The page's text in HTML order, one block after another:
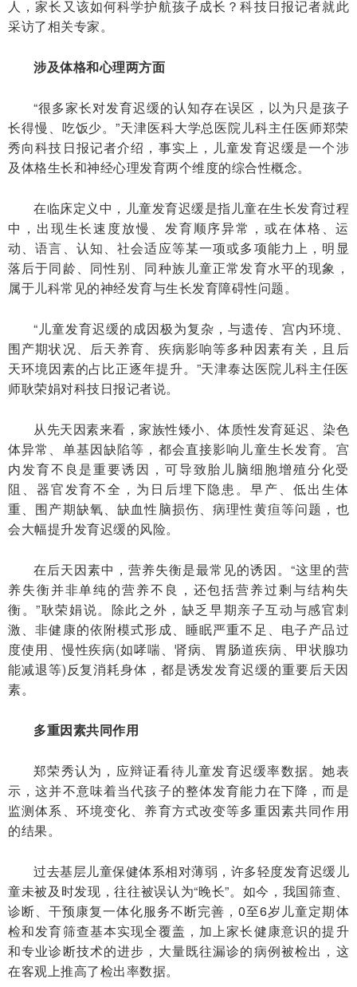
人，家长又该如何科学护航孩子成长？科技日报记者就此
采访了相关专家。
涉及体格和心理两方面
“很多家长对发育迟缓的认知存在误区，以为只是孩子
长得慢、吃饭少。”天津医科大学总医院儿科主任医师郑荣
秀向科技日报记者介绍，事实上，儿童发育迟缓是一个涉
及体格生长和神经心理发育两个维度的综合性概念。
在临床定义中，儿童发育迟缓是指儿童在生长发育过程
中，出现生长速度放慢、发育顺序异常，或在体格、运
动、语言、认知、社会适应等某一项或多项能力上，明显
落后于同龄、同性别、同种族儿童正常发育水平的现象，
属于儿科常见的神经发育与生长发育障碍性问题。
“儿童发育迟缓的成因极为复杂，与遗传、宫内环境、
围产期状况、后天养育、疾病影响等多种因素有关，且后
天环境因素的占比正逐年提升。”天津泰达医院儿科主任医
师耿荣娟对科技日报记者说。
从先天因素来看，家族性矮小、体质性发育延迟、染色
体异常、单基因缺陷等，都会直接影响儿童生长发育。宫
内发育不良是重要诱因，可导致胎儿脑细胞增殖分化受
阻、器官发育不全，为日后埋下隐患。早产、低出生体
重、围产期缺氧、缺血性脑损伤、病理性黄疸等问题，也
会大幅提升发育迟缓的风险。
在后天因素中，营养失衡是最常见的诱因。“这里的营
养失衡并非单纯的营养不良，还包括营养过剩与结构失
衡。”耿荣娟说。除此之外，缺乏早期亲子互动与感官刺
激、非健康的依附模式形成、睡眠严重不足、电子产品过
度使用、慢性疾病(如哮喘、肾病、胃肠道疾病、甲状腺功
能减退等)反复消耗身体，都是诱发发育迟缓的重要后天因
素。
多重因素共同作用
郑荣秀认为，应辩证看待儿童发育迟缓率数据。她表
示，这并不意味着当代孩子的整体发育能力在下降，而是
监测体系、环境变化、养育方式改变等多重因素共同作用
的结果。
过去基层儿童保健体系相对薄弱，许多轻度发育迟缓儿
童未被及时发现，往往被误认为“晚长”。如今，我国筛查、
诊断、干预康复一体化服务不断完善，0至6岁儿童定期体
检和发育筛查基本实现全覆盖，加上家长健康意识的提升
和专业诊断技术的进步，大量既往漏诊的病例被检出，这
在客观上推高了检出率数据。